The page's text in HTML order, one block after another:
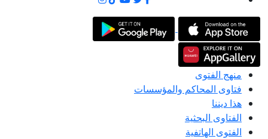
منهج الفتوى
فتاوى المحاكم والمؤسسات
هذا ديننا
الفتاوى البحثية
الفتوى الهاتفية